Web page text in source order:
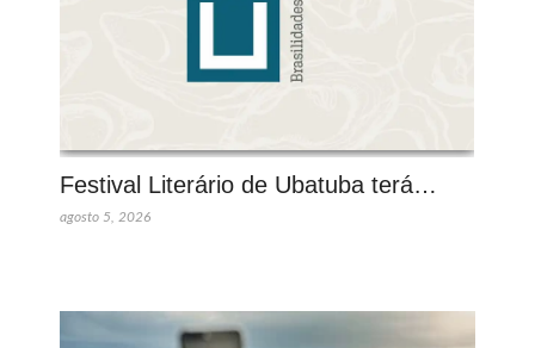
Festival Literário de Ubatuba terá…
agosto 5, 2026